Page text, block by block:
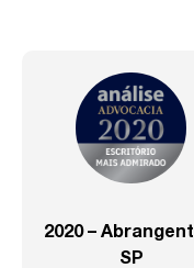
2020 –
SP